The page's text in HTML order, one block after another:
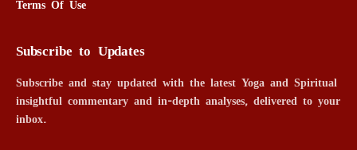
Subscribe to Updates
Subscribe and stay updated with the latest Yoga and Spiritual
insightful commentary and in-depth analyses, delivered to your
inbox.